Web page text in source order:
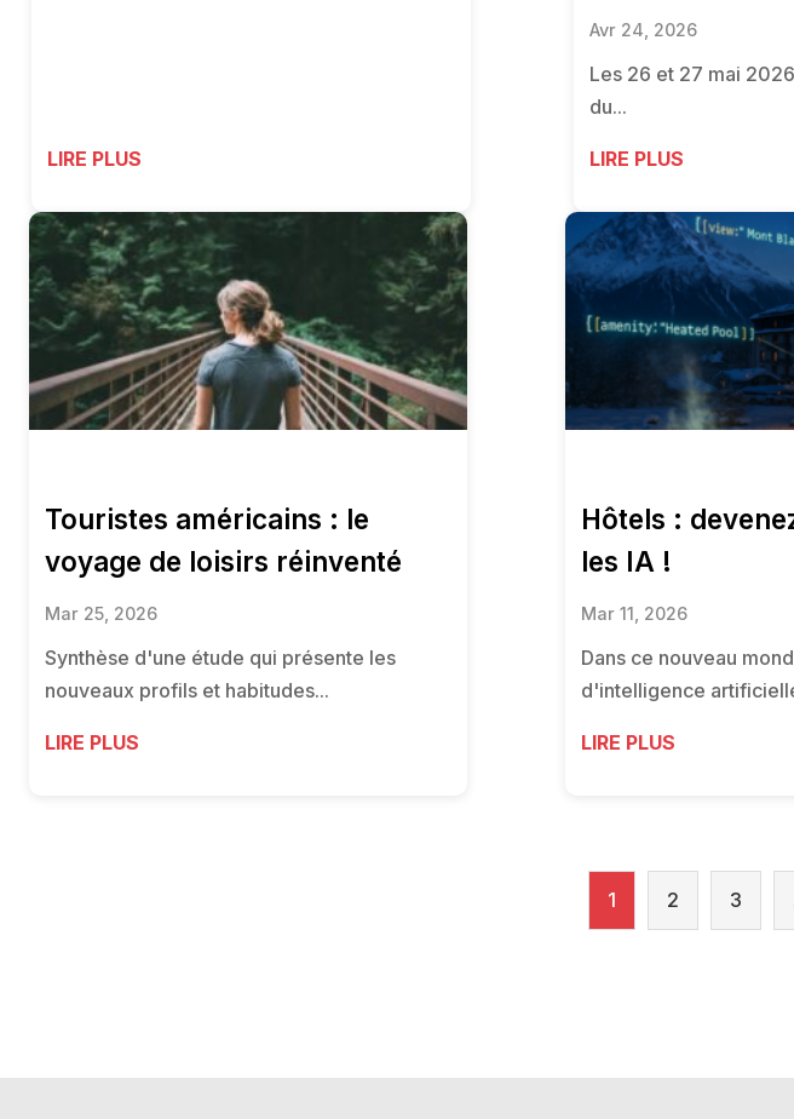
LIRE PLUS
Avr 24, 2026
Les 26 et 27 mai
du...
LIRE PLUS
Touristes américains : le
voyage de loisirs réinventé
Mar 25, 2026
Synthèse d'une étude qui présente les
nouveaux profils et habitudes...
LIRE PLUS
Hôtels :
les IA !
Mar 11, 2026
Dans ce nouveau
d'intelligence
LIRE PLUS
1 2 3